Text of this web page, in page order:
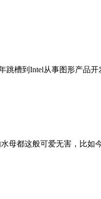
跳槽到Intel从事图形产品开
母都这般可爱无害，比如